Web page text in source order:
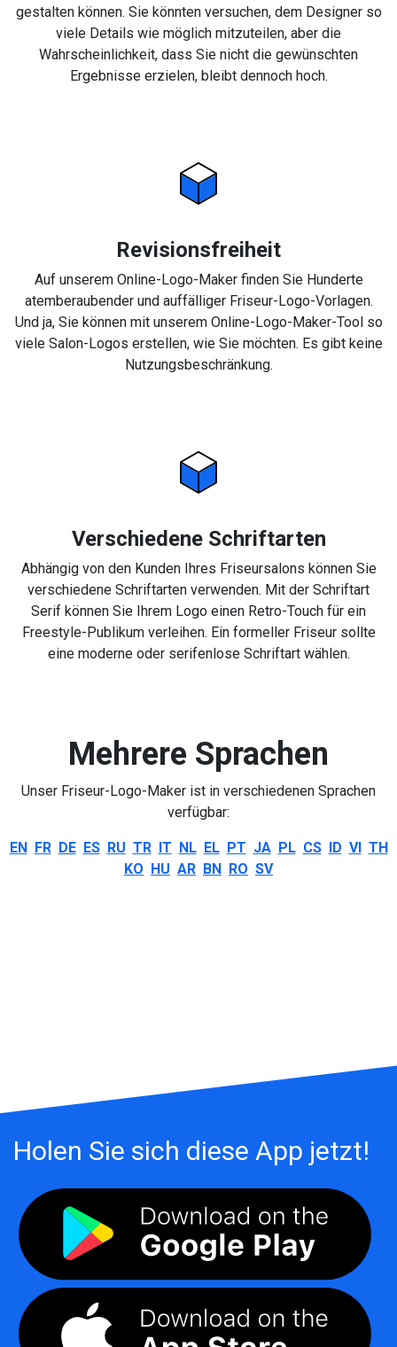
gestalten können. Sie könnten versuchen, dem Designer so
viele Details wie möglich mitzuteilen, aber die
Wahrscheinlichkeit, dass Sie nicht die gewünschten
Ergebnisse erzielen, bleibt dennoch hoch.
Revisionsfreiheit
Auf unserem Online-Logo-Maker finden Sie Hunderte
atemberaubender und auffälliger Friseur-Logo-Vorlagen.
Und ja, Sie können mit unserem Online-Logo-Maker-Tool so
viele Salon-Logos erstellen, wie Sie möchten. Es gibt keine
Nutzungsbeschränkung.
Verschiedene Schriftarten
Abhängig von den Kunden Ihres Friseursalons können Sie
verschiedene Schriftarten verwenden. Mit der Schriftart
Serif können Sie Ihrem Logo einen Retro-Touch für ein
Freestyle-Publikum verleihen. Ein formeller Friseur sollte
eine moderne oder serifenlose Schriftart wählen.
Mehrere Sprachen
Unser Friseur-Logo-Maker ist in verschiedenen Sprachen
verfügbar:
EN FR DE ES RU TR IT NL EL PT JA PL CS ID VI TH
KO HU AR BN RO SV
Holen Sie sich diese App jetzt!